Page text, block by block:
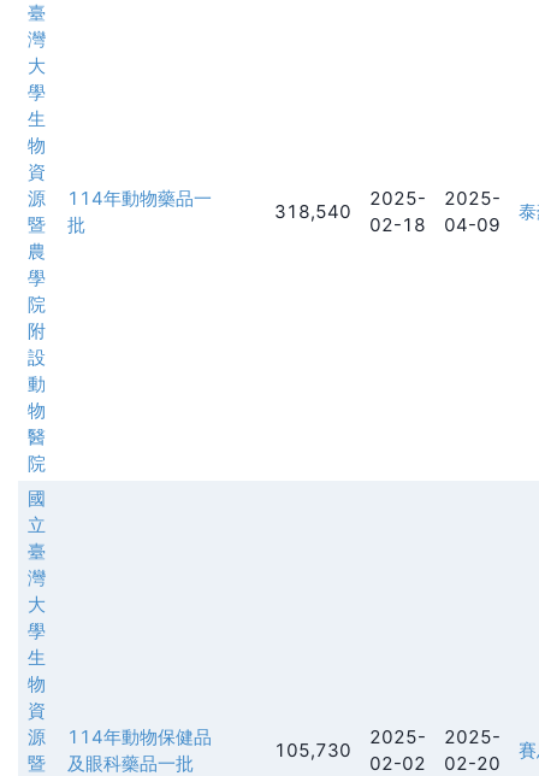
臺
灣
大
學
生
物
資
源
暨
農
學
院
附
設
動
物
醫
院
114年動物藥品一
批
318,540
2025-
02-18
2025-
04-09
國
立
臺
灣
大
學
生
物
資
源
暨
114年動物保健品
及眼科藥品一批
105,730
2025-
02-02
2025-
02-20